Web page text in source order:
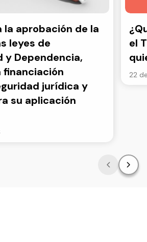
la aprobación de la
leyes de
y Dependencia,
financiación
jurídica y
su aplicación
el
22